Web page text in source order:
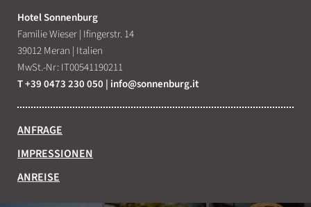
Hotel Sonnenburg
Familie Wieser| Ifingerstr. 14
39012 Meran | Italien
MwSt.-Nr: IT00541190211
T +39 0473 230 050 | info@sonnenburg.it
ANFRAGE
IMPRESSIONEN
ANREISE